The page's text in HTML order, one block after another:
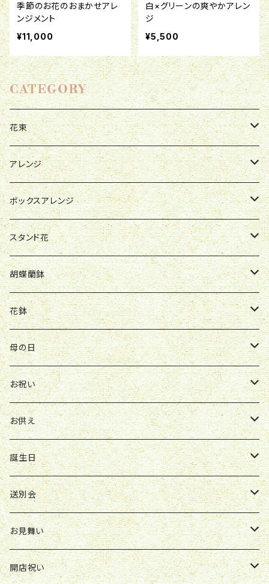
季節のお花のおまかせアレ
ンジメント
¥11,000
白×グリーンの爽やかアレン
ジ
¥5,500
CATEGORY
花束
母の日
お祝い
誕生日
お見舞い
送別会
お供え
仏壇花
定期便
アレンジ
母の日
R&P
Y&O
W&G
お祝い
W&G
R&P
Y&O
誕生日
お見舞い
送別会
開店祝い
お供え
ボックスアレンジ
母の日
R&P
Y&O
W&G
ソープフラワー
お祝い
誕生日
お見舞い
送別会
スタンド花
開店祝い
お誕生日
お祝い
発表会
胡蝶蘭鉢
開店祝い
お祝い
花鉢
クレマチス
紫
母の日
花束
アレンジ
ボックスアレンジ
お祝い
花束
アレンジ
ボックスアレンジ
胡蝶蘭鉢
スタンド花
お供え
花束
アレンジ
誕生日
花束
アレンジ
ボックスアレンジ
送別会
花束
アレンジ
お見舞い
花束
開店祝い